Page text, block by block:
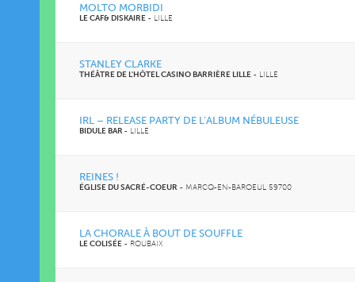
MOLTO MORBIDI
LE CAF& DISKAIRE - LILLE
STANLEY CLARKE
THÉÂTRE DE L'HÔTEL CASINO BARRIÈRE LILLE - LILLE
IRL – RELEASE PARTY DE L’ALBUM NÉBULEUSE
BIDULE BAR - LILLE
REINES !
ÉGLISE DU SACRÉ-COEUR - MARCQ-EN-BAROEUL 59700
LA CHORALE À BOUT DE SOUFFLE
LE COLISÉE - ROUBAIX